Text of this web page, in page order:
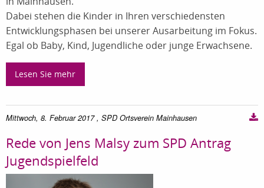
Dabei stehen die Kinder in Ihren verschiedensten
Entwicklungsphasen bei unserer Ausarbeitung im Fokus.
Egal ob Baby, Kind, Jugendliche oder junge Erwachsene.
Lesen Sie mehr
Mittwoch, 8. Februar 2017 , SPD Ortsverein Mainhausen
Rede von Jens Malsy zum SPD Antrag
Jugendspielfeld